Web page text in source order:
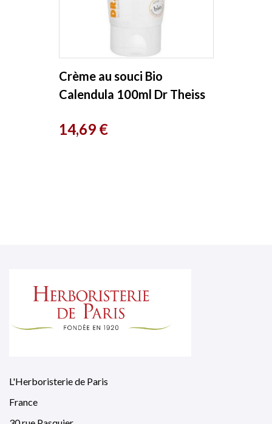
Crème au souci Bio
Calendula 100ml Dr Theiss
Prix
14,69 €
L'Herboristerie de Paris
France